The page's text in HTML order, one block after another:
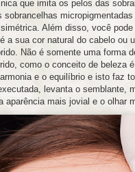
que imita os pelos das
sobrancelhas
Além disso, você
a sua cor natural do cabelo ou
Não é somente uma forma
como o conceito de beleza
e o equilíbrio e isto faz
levanta o semblante,
aparência mais jovial e o olhar